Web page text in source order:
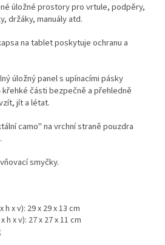
úložné prostory pro vrtule, podpěry,
držáky, manuály atd.
na tablet poskytuje ochranu a
úložný panel s upínacími pásky
části bezpečně a přehledně
jít a létat.
camo" na vrchní straně pouzdra
smyčky.
x v): 29 x 29 x 13 cm
h x v): 27 x 27 x 11 cm